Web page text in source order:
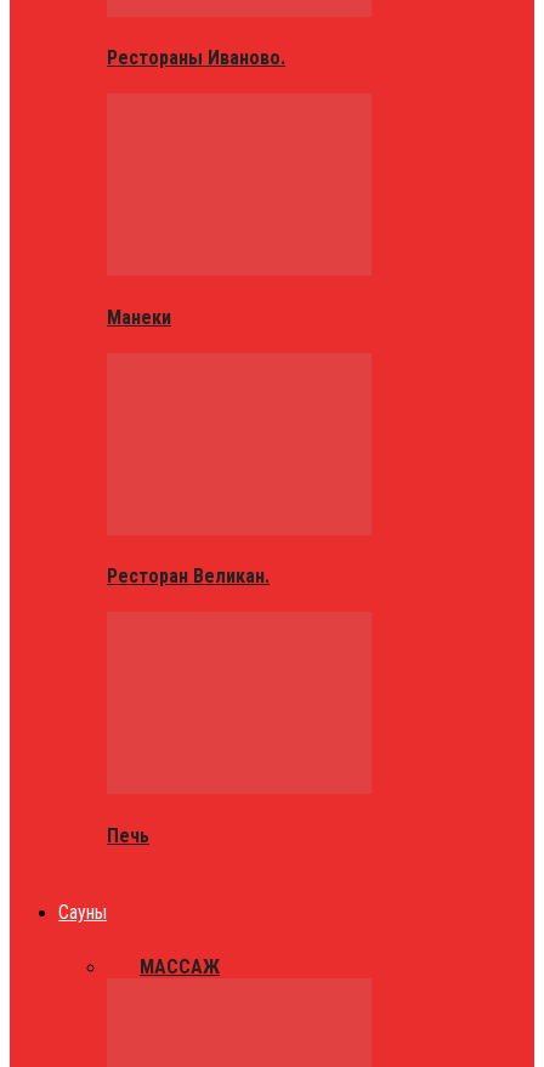
Рестораны Иваново.
Манеки
Ресторан Великан.
Печь
Сауны
МАССАЖ